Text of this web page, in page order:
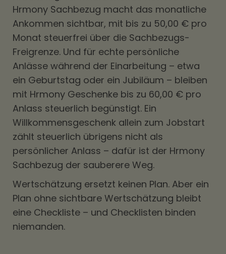
Hrmony Sachbezug macht das monatliche
Ankommen sichtbar, mit bis zu 50,00 € pro
Monat steuerfrei über die Sachbezugs-
Freigrenze. Und für echte persönliche
Anlässe während der Einarbeitung – etwa
ein Geburtstag oder ein Jubiläum – bleiben
mit Hrmony Geschenke bis zu 60,00 € pro
Anlass steuerlich begünstigt. Ein
Willkommensgeschenk allein zum Jobstart
zählt steuerlich übrigens nicht als
persönlicher Anlass – dafür ist der Hrmony
Sachbezug der sauberere Weg.
Wertschätzung ersetzt keinen Plan. Aber ein
Plan ohne sichtbare Wertschätzung bleibt
eine Checkliste – und Checklisten binden
niemanden.